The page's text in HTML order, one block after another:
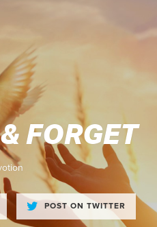
FORGET
POST ON TWITTER